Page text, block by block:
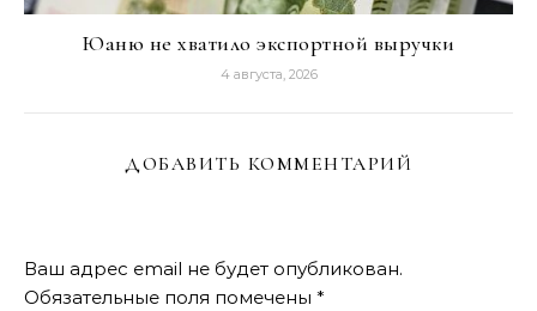
Юаню не хватило экспортной выручки
4 августа, 2026
ДОБАВИТЬ КОММЕНТАРИЙ
Ваш адрес email не будет опубликован.
Обязательные поля помечены *